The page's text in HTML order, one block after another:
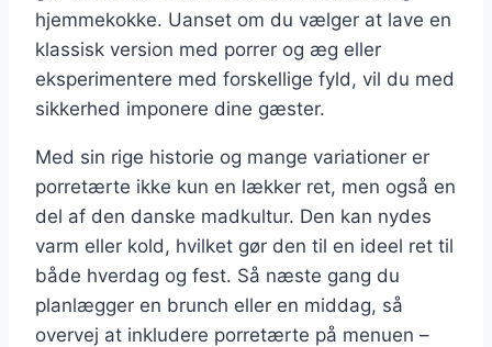
hjemmekokke. Uanset om du vælger at lave en
klassisk version med porrer og æg eller
eksperimentere med forskellige fyld, vil du med
sikkerhed imponere dine gæster.
Med sin rige historie og mange variationer er
porretærte ikke kun en lækker ret, men også en
del af den danske madkultur. Den kan nydes
varm eller kold, hvilket gør den til en ideel ret til
både hverdag og fest. Så næste gang du
planlægger en brunch eller en middag, så
overvej at inkludere porretærte på menuen –